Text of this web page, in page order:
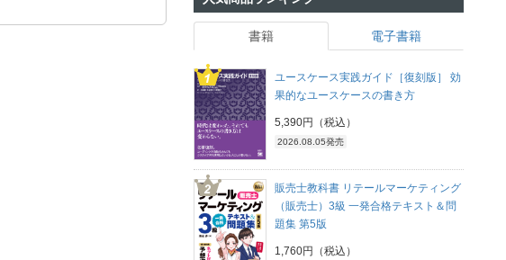
書籍 電子書籍
ユースケース実践ガイド［復刻版］ 効
果的なユースケースの書き方
5,390円（税込）
2026.08.05発売
販売士教科書 リテールマーケティング
（販売士）3級 一発合格テキスト＆問
題集 第5版
1,760円（税込）